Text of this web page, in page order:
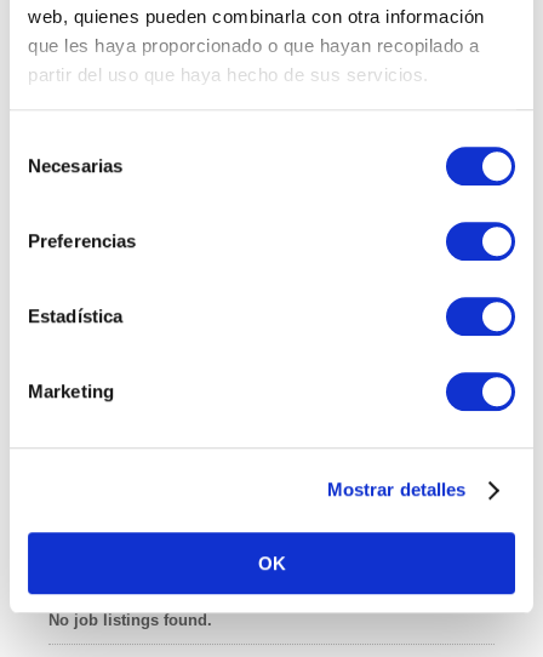
web, quienes pueden combinarla con otra información
que les haya proporcionado o que hayan recopilado a
partir del uso que haya hecho de sus servicios.
Necesarias
Preferencias
Estadística
Marketing
Mostrar detalles
OK
Compras
Logí­stica
Professional Services
RRHH
No job listings found.